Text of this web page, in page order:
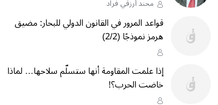
محند أرزقي فراد
قواعد المرور في القانون الدولي للبحار: مضيق
هرمز نموذجًا (2/2)
إذا علمت المقاومة أنها ستسلّم سلاحها… لماذا
خاضت الحرب؟‎!‎